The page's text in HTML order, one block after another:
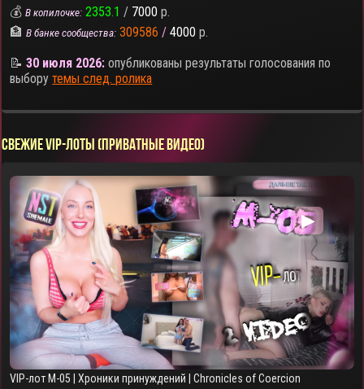
💰В копилочке: 2353.1 / 7000 р.
🏦В банке сообщества: 309586 / 4000 р.
📝30 июля 2026: опубликованы результаты голосования по
выборутемы след. ролика
СВЕЖИЕ VIP-ЛОТЫ (ПРИВАТНЫЕ ВИДЕО)
▶
VIP-лот M-05 | Хроники принуждений | Chronicles of Coercion